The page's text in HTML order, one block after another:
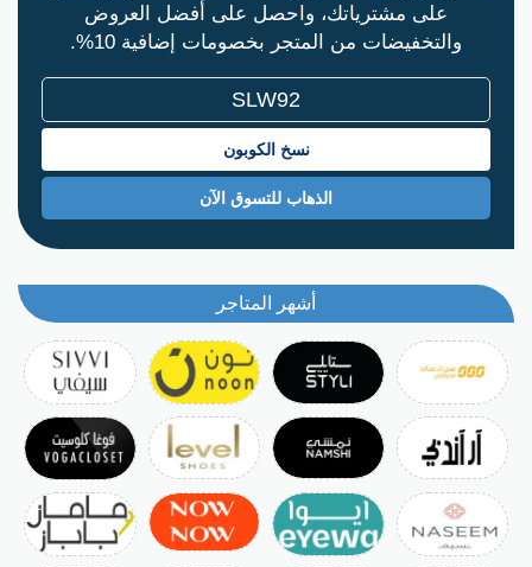
على مشترياتك، واحصل على أفضل العروض
والتخفيضات من المتجر بخصومات إضافية 10%.
نسخ الكوبون
الذهاب للتسوق الآن
أشهر المتاجر